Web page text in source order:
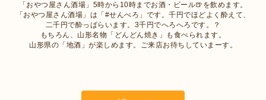
「おやつ屋さん酒場」5時から10時までお酒・ビール🍺を飲めます。
「おやつ屋さん酒場」は「#せんべろ」です。千円でほどよく酔えて、
二千円で酔っぱらいます。3千円でへろへろです。？
もちろん、山形名物「どんどん焼き」も食べられます。
山形県の「地酒」が楽しめます。ご来店お待ちしていまーす。